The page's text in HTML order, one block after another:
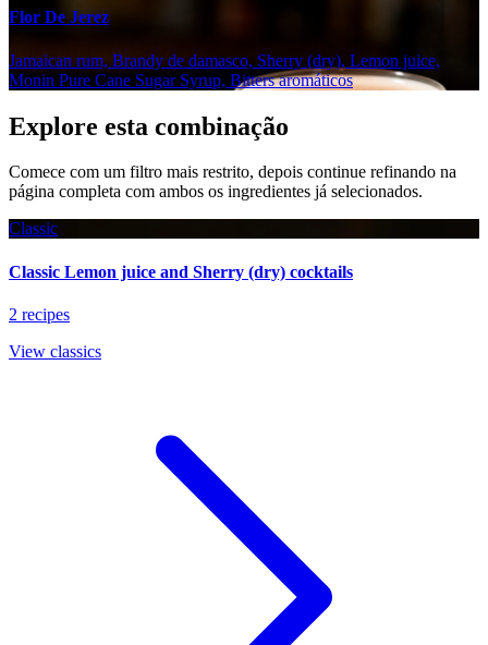
Flor De Jerez
Jamaican rum, Brandy de damasco, Sherry (dry), Lemon juice,
Monin Pure Cane Sugar Syrup, Bitters aromáticos
Explore esta combinação
Comece com um filtro mais restrito, depois continue refinando na
página completa com ambos os ingredientes já selecionados.
Classic
Classic Lemon juice and Sherry (dry) cocktails
2 recipes
View classics